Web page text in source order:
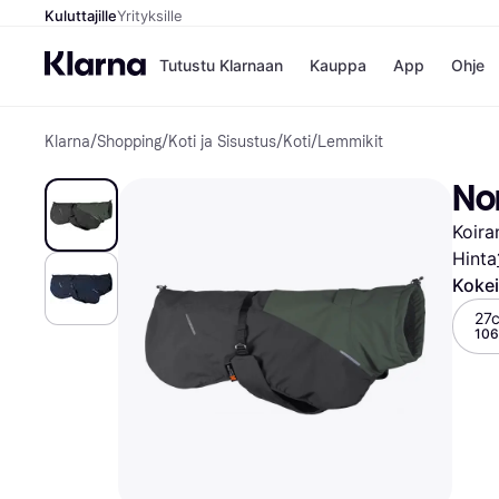
KuluttajilleYrityksille
Tutustu Klarnaan Kauppa
Gigantti
H&M
Peten
Wolt
App Ohje
Klarna/Shopping/Koti ja Sisustus/Koti/Lemmikit
Hinta